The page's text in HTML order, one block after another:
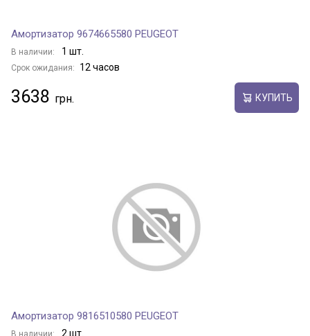
Амортизатор 9674665580 PEUGEOT
В наличии: 1 шт.
Срок ожидания: 12 часов
3638 КУПИТЬ
Амортизатор 9816510580 PEUGEOT
В наличии: 2 шт.